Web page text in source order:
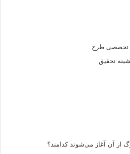
تخصصی طرح
تحقیق
از آن‌ آغاز می‌شوند كدامند؟